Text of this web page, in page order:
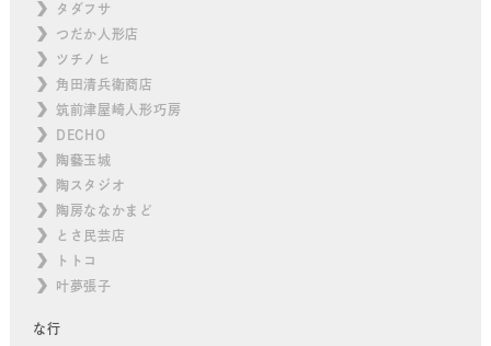
タダフサ
つだか人形店
ツチノヒ
角田清兵衛商店
筑前津屋崎人形巧房
DECHO
陶藝玉城
陶スタジオ
陶房ななかまど
とさ民芸店
トトコ
叶夢張子
な行